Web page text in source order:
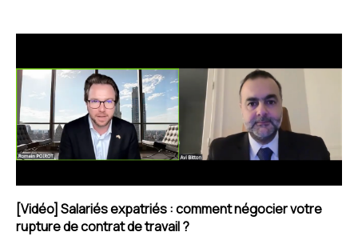
[Vidéo] Salariés expatriés : comment négocier votre
rupture de contrat de travail ?